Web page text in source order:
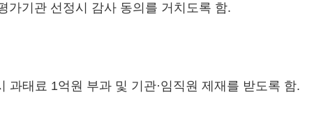
가기관 선정시 감사 동의를 거치도록 함.
태료 1억원 부과 및 기관·임직원 제재를 받도록 함.